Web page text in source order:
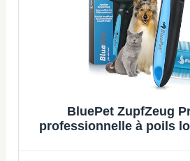
BluePet ZupfZeug
professionnelle à poils